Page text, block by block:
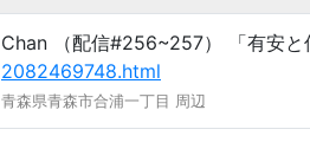
Chan （配信#256~257） 「有安
2082469748.html
青森県青森市合浦一丁目 周辺